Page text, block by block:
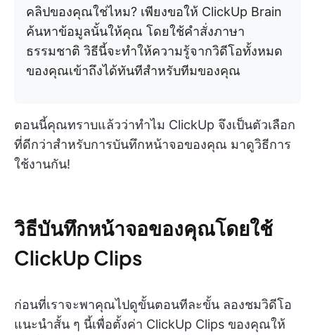
คลิปของคุณใช่ไหม? เพียงขอให้ ClickUp Brain
ค้นหาข้อมูลนั้นให้คุณ โดยใช้คำสั่งภาษา
ธรรมชาติ วิธีนี้จะทำให้ความรู้จากวิดีโอทั้งหมด
ของคุณเข้าถึงได้ทันทีสำหรับทีมของคุณ
ตอนนี้คุณทราบแล้วว่าทำไม ClickUp จึงเป็นตัวเลือก
ที่ดีกว่าสำหรับการบันทึกหน้าจอของคุณ มาดูวิธีการ
ใช้งานกัน!
วิธีบันทึกหน้าจอของคุณโดยใช้
ClickUp Clips
ก่อนที่เราจะพาคุณไปดูขั้นตอนทีละขั้น ลองชมวิดีโอ
แนะนำสั้น ๆ นี้เพื่อตั้งค่า ClickUp Clips ของคุณให้